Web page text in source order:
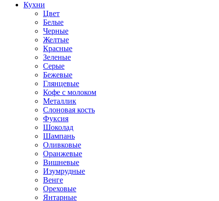
Кухни
Цвет
Белые
Черные
Желтые
Красные
Зеленые
Серые
Бежевые
Глянцевые
Кофе с молоком
Металлик
Слоновая кость
Фуксия
Шоколад
Шампань
Оливковые
Оранжевые
Вишневые
Изумрудные
Венге
Ореховые
Янтарные